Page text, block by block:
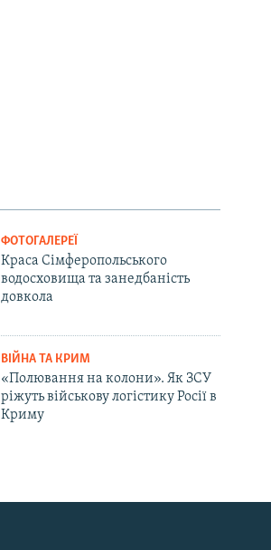
ФОТОГАЛЕРЕЇ
Краса Сімферопольського
водосховища та занедбаність
довкола
ВІЙНА ТА КРИМ
«Полювання на колони». Як ЗСУ
ріжуть військову логістику Росії в
Криму